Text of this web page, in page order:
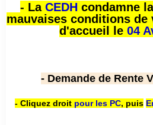
- La CEDH condamne
mauvaises conditions de
d'accueil le 04
- Demande de Rente
- Cliquez droit pour les PC, puis